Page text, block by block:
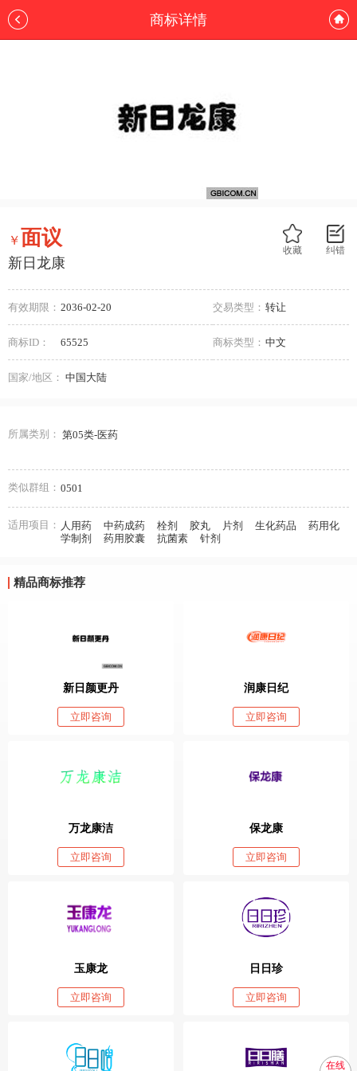
商标详情
纠错
收藏
￥面议
新日龙康
有效期限： 2036-02-20 交易类型： 转让
商标ID： 65525 商标类型： 中文
国家/地区： 中国大陆
所属类别： 第05类-医药
类似群组： 0501
适用项目： 人用药 中药成药 栓剂 胶丸 片剂 生化药品
药用化
学制剂
药用胶囊 抗菌素 针剂
精品商标推荐
新日颜更丹
立即咨询
润康日纪
立即咨询
万龙康洁
立即咨询
保龙康
立即咨询
玉康龙
立即咨询
日日珍
立即咨询
在线